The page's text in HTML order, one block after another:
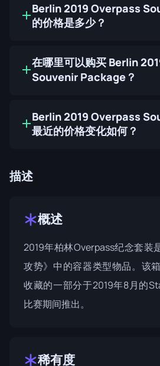
Berlin 2019 Overpass
的价格是多少？
在哪里可以购买 Berlin
Souvenir Package？
Berlin 2019 Overpass
最近的价格变化如何？
描述
概述
2019年柏林Overpass纪念套装
攻势》中的容器类型物品。该
收藏的一部分于2019年8月的
比赛期间推出。
稀有度